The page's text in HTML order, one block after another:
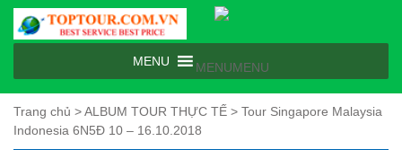
MENUMENU
Trang chủ >ALBUM TOUR THỰC TẾ > Tour Singapore Malaysia
Indonesia 6N5Đ 10 – 16.10.2018